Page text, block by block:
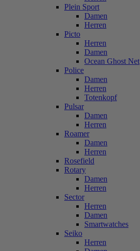
Plein Sport
Damen
Herren
Picto
Herren
Damen
Ocean Ghost Net
Police
Damen
Herren
Totenkopf
Pulsar
Damen
Herren
Roamer
Damen
Herren
Rosefield
Rotary
Damen
Herren
Sector
Herren
Damen
Smartwatches
Seiko
Herren